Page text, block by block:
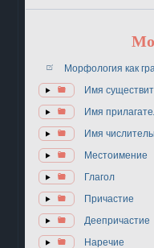
Морфология как
Имя
Имя
Имя
Местоимение
Глагол
Причастие
Деепричастие
Наречие